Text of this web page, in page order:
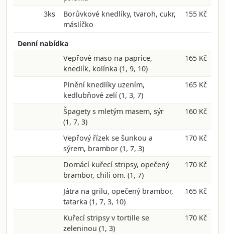
3ks
Borůvkové knedlíky, tvaroh, cukr,
máslíčko
155 Kč
Denní nabídka
Vepřové maso na paprice,
knedlík, kolínka(1, 9, 10)
165 Kč
Plnění knedlíky uzením,
kedlubňové zelí(1, 3, 7)
165 Kč
Špagety s mletým masem, sýr
(1, 7, 3)
160 Kč
Vepřový řízek se šunkou a
sýrem, brambor(1, 7, 3)
170 Kč
Domácí kuřecí stripsy, opečený
brambor, chili om.(1, 7)
170 Kč
Játra na grilu, opečený brambor,
tatarka(1, 7, 3, 10)
165 Kč
Kuřecí stripsy v tortille se
zeleninou(1, 3)
170 Kč